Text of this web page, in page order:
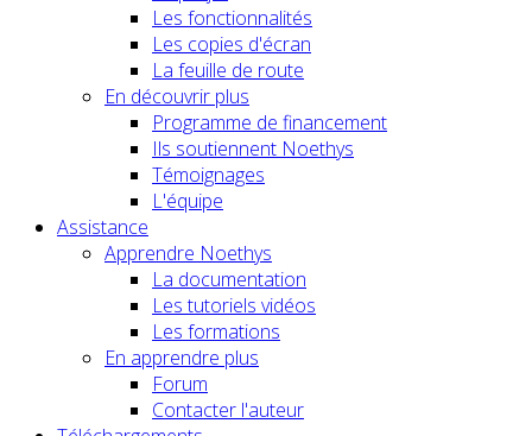
Les fonctionnalités
Les copies d'écran
La feuille de route
En découvrir plus
Programme de financement
Ils soutiennent Noethys
Témoignages
L'équipe
Assistance
Apprendre Noethys
La documentation
Les tutoriels vidéos
Les formations
En apprendre plus
Forum
Contacter l'auteur